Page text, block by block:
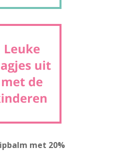
met 20%